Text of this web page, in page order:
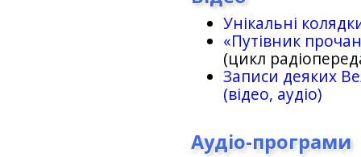
Унікальні
«Путівник
(цикл
Записи деяких
(відео, аудіо)
Аудіо-програми